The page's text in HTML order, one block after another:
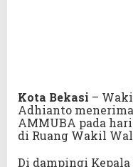
Kota Bekasi –
Adhianto
AMMUBA pada
di Ruang Wakil
Di dampingi Kepala